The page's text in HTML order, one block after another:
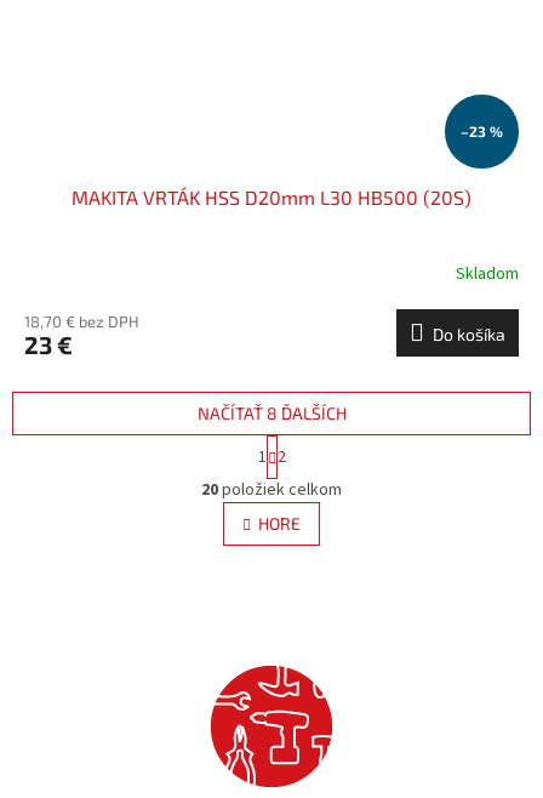
–23 %
MAKITA VRTÁK HSS D20mm L30 HB500 (20S)
Skladom
18,70 € bez DPH
23 € Do košíka
O
v
l
á
e
p
r
v
k
NAČÍTAŤ 8 ĎALŠÍCH
S
t
r
á
n
k
e
1 2
20položiek celkom
HORE